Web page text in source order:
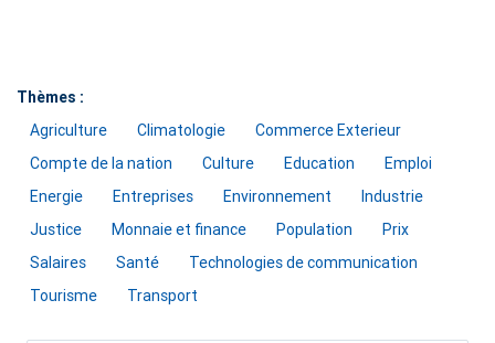
Thèmes :
Agriculture
Climatologie
Commerce Exterieur
Compte de la nation
Culture Education
Emploi
Energie
Entreprises Environnement
Industrie
Justice
Monnaie et finance Population
Prix
Salaires
Santé
Technologies de communication
Tourisme
Transport